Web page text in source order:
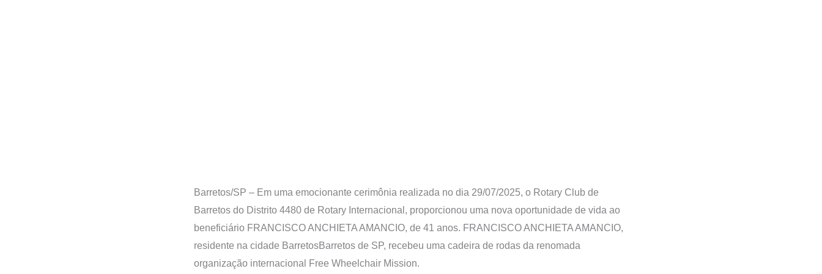
Barretos/SP – Em uma emocionante cerimônia realizada no dia 29/07/2025, o Rotary Club de
Barretos do Distrito 4480 de Rotary Internacional, proporcionou uma nova oportunidade de vida ao
beneficiário FRANCISCO ANCHIETA AMANCIO, de 41 anos. FRANCISCO ANCHIETA AMANCIO,
residente na cidade BarretosBarretos de SP, recebeu uma cadeira de rodas da renomada
organização internacional Free Wheelchair Mission.